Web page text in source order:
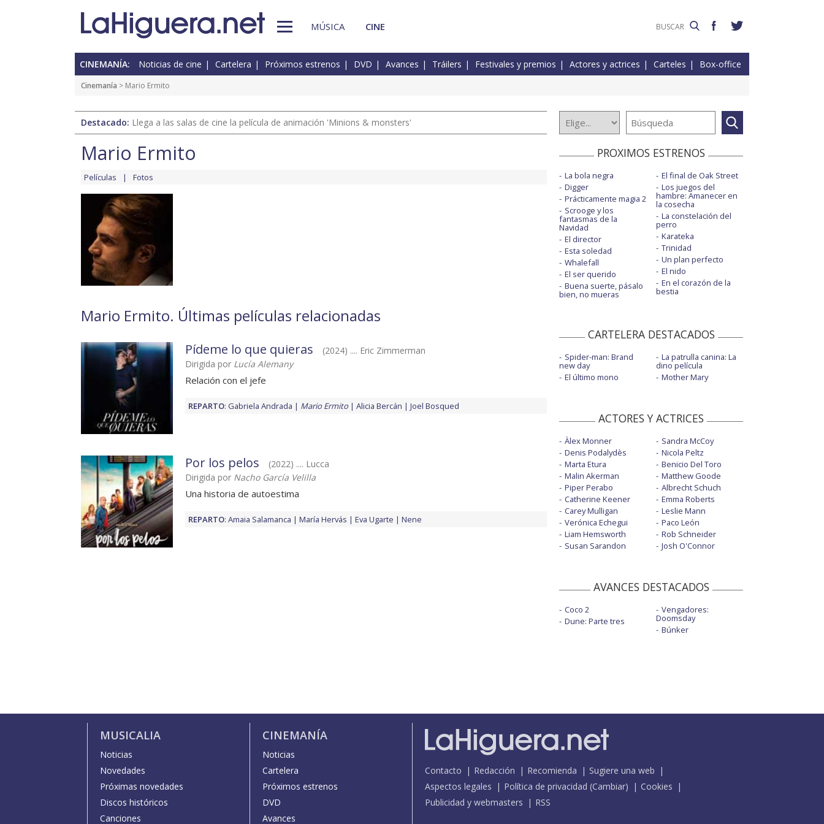
MÚSICA CINE
CINEMANÍA: Noticias de cine Cartelera Próximos estrenos DVD Avances Tráilers Festivales y premios Actores y actrices Carteles Box-office
Cinemanía > Mario Ermito
Destacado: Llega a las salas de cine la película de animación 'Minions & monsters'
Mario Ermito
Películas Fotos
Mario Ermito. Últimas películas relacionadas
Pídeme lo que quieras
(2024) .... Eric Zimmerman
Dirigida por Lucía Alemany
Relación con el jefe
REPARTO: Gabriela Andrada Mario Ermito Alicia Bercán Joel Bosqued
Por los pelos
(2022) .... Lucca
Dirigida por Nacho García Velilla
Una historia de autoestima
REPARTO: Amaia Salamanca María Hervás Eva Ugarte Nene
PROXIMOS ESTRENOS
La bola negra
Digger
Prácticamente magia 2
Scrooge y los
fantasmas de la
Navidad
El director
Esta soledad
Whalefall
El ser querido
Buena suerte, pásalo
bien, no mueras
El final de Oak Street
Los juegos del
hambre: Amanecer en
la cosecha
La constelación del
perro
Karateka
Trinidad
Un plan perfecto
El nido
En el corazón de la
bestia
CARTELERA DESTACADOS
Spider-man: Brand
new day
El último mono
La patrulla canina: La
dino película
Mother Mary
ACTORES Y ACTRICES
Àlex Monner
Denis Podalydès
Marta Etura
Malin Akerman
Piper Perabo
Catherine Keener
Carey Mulligan
Verónica Echegui
Liam Hemsworth
Susan Sarandon
Sandra McCoy
Nicola Peltz
Benicio Del Toro
Matthew Goode
Albrecht Schuch
Emma Roberts
Leslie Mann
Paco León
Rob Schneider
Josh O'Connor
AVANCES DESTACADOS
Coco 2
Dune: Parte tres
Vengadores:
Doomsday
Búnker
MUSICALIA
Noticias
Novedades
Próximas novedades
Discos históricos
Canciones
CINEMANÍA
Noticias
Cartelera
Próximos estrenos
DVD
Avances
Contacto Redacción Recomienda
Sugiere una web
Aspectos legales
Política de privacidad (Cambiar)
Cookies
Publicidad y webmasters
RSS